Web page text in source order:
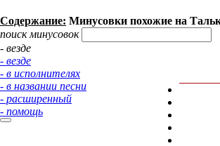
Содержание: Минусовки похожие на
поиск минусовок
- везде
- везде
- в исполнителях
- в названии песни
- расширенный
- помощь